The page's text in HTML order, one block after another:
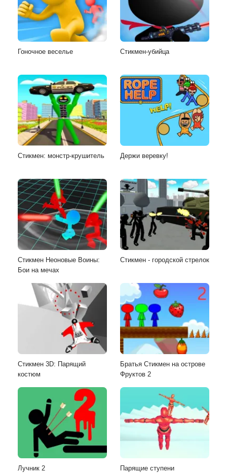
Гоночное веселье Стикмен-убийца
Стикмен: монстр-крушитель Держи веревку!
Стикмен Неоновые Воины:
Бои на мечах
Стикмен - городской стрелок
Стикмен 3D: Парящий
костюм
Братья Стикмен на острове
Фруктов 2
Лучник 2 Парящие ступени